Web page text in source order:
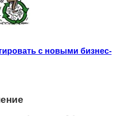
с новыми бизнес-